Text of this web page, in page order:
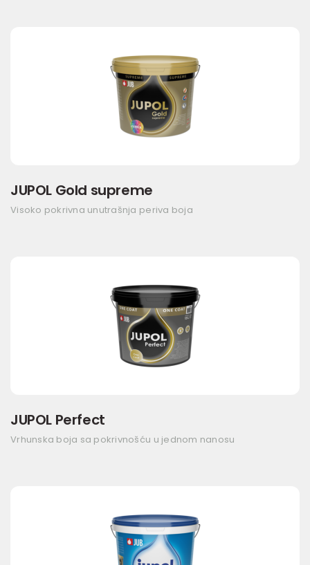
JUPOL Gold supreme
Visoko pokrivna unutrašnja periva boja
JUPOL Perfect
Vrhunska boja sa pokrivnošću u jednom nanosu